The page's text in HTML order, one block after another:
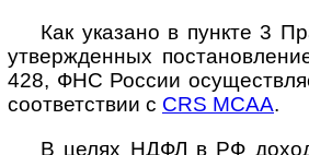
Как указано в пункте 3
утвер­жден­ных
428, ФНС Рос­сии
соот­вет­ствии с CRS МСАА.
В целях НДФЛ в РФ